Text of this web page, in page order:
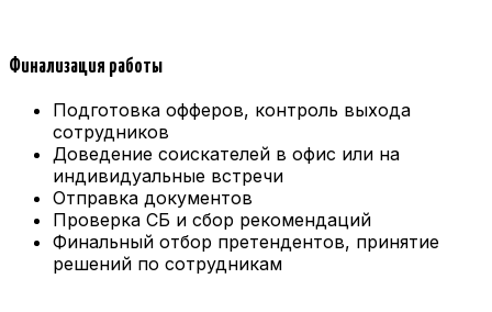
Финализация работы
Подготовка офферов, контроль выхода
сотрудников
Доведение соискателей в офис или на
индивидуальные встречи
Отправка документов
Проверка СБ и сбор рекомендаций
Финальный отбор претендентов, принятие
решений по сотрудникам